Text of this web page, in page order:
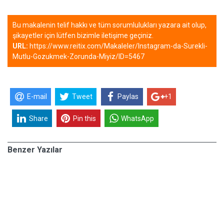
Bu makalenin telif hakkı ve tüm sorumlulukları yazara ait olup,
şikayetler için lütfen bizimle iletişime geçiniz.
URL: https://www.reitix.com/Makaleler/Instagram-da-Surekli-
Mutlu-Gozukmek-Zorunda-Miyiz/ID=5467
E-mail Tweet Paylas +1
Share Pin this WhatsApp
Benzer Yazılar